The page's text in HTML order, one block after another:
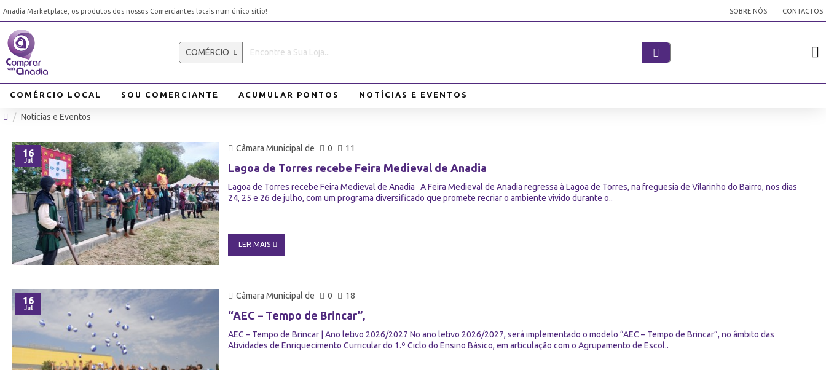
Anadia Marketplace, os produtos dos nossos Comerciantes locais num único sítio! SOBRE NÓS CONTACTOS
COMÉRCIO
COMÉRCIO LOCAL SOU COMERCIANTE ACUMULAR PONTOS NOTÍCIAS E EVENTOS
Notícias e Eventos
16
Jul
Câmara Municipal de 0 11
Lagoa de Torres recebe Feira Medieval de Anadia
Lagoa de Torres recebe Feira Medieval de Anadia A Feira Medieval de Anadia regressa à Lagoa de Torres, na freguesia de Vilarinho do Bairro, nos dias
24, 25 e 26 de julho, com um programa diversificado que promete recriar o ambiente vivido durante o..
LER MAIS
16
Jul
Câmara Municipal de 0 18
“AEC – Tempo de Brincar”,
AEC – Tempo de Brincar | Ano letivo 2026/2027 No ano letivo 2026/2027, será implementado o modelo “AEC – Tempo de Brincar”, no âmbito das
Atividades de Enriquecimento Curricular do 1.º Ciclo do Ensino Básico, em articulação com o Agrupamento de Escol..